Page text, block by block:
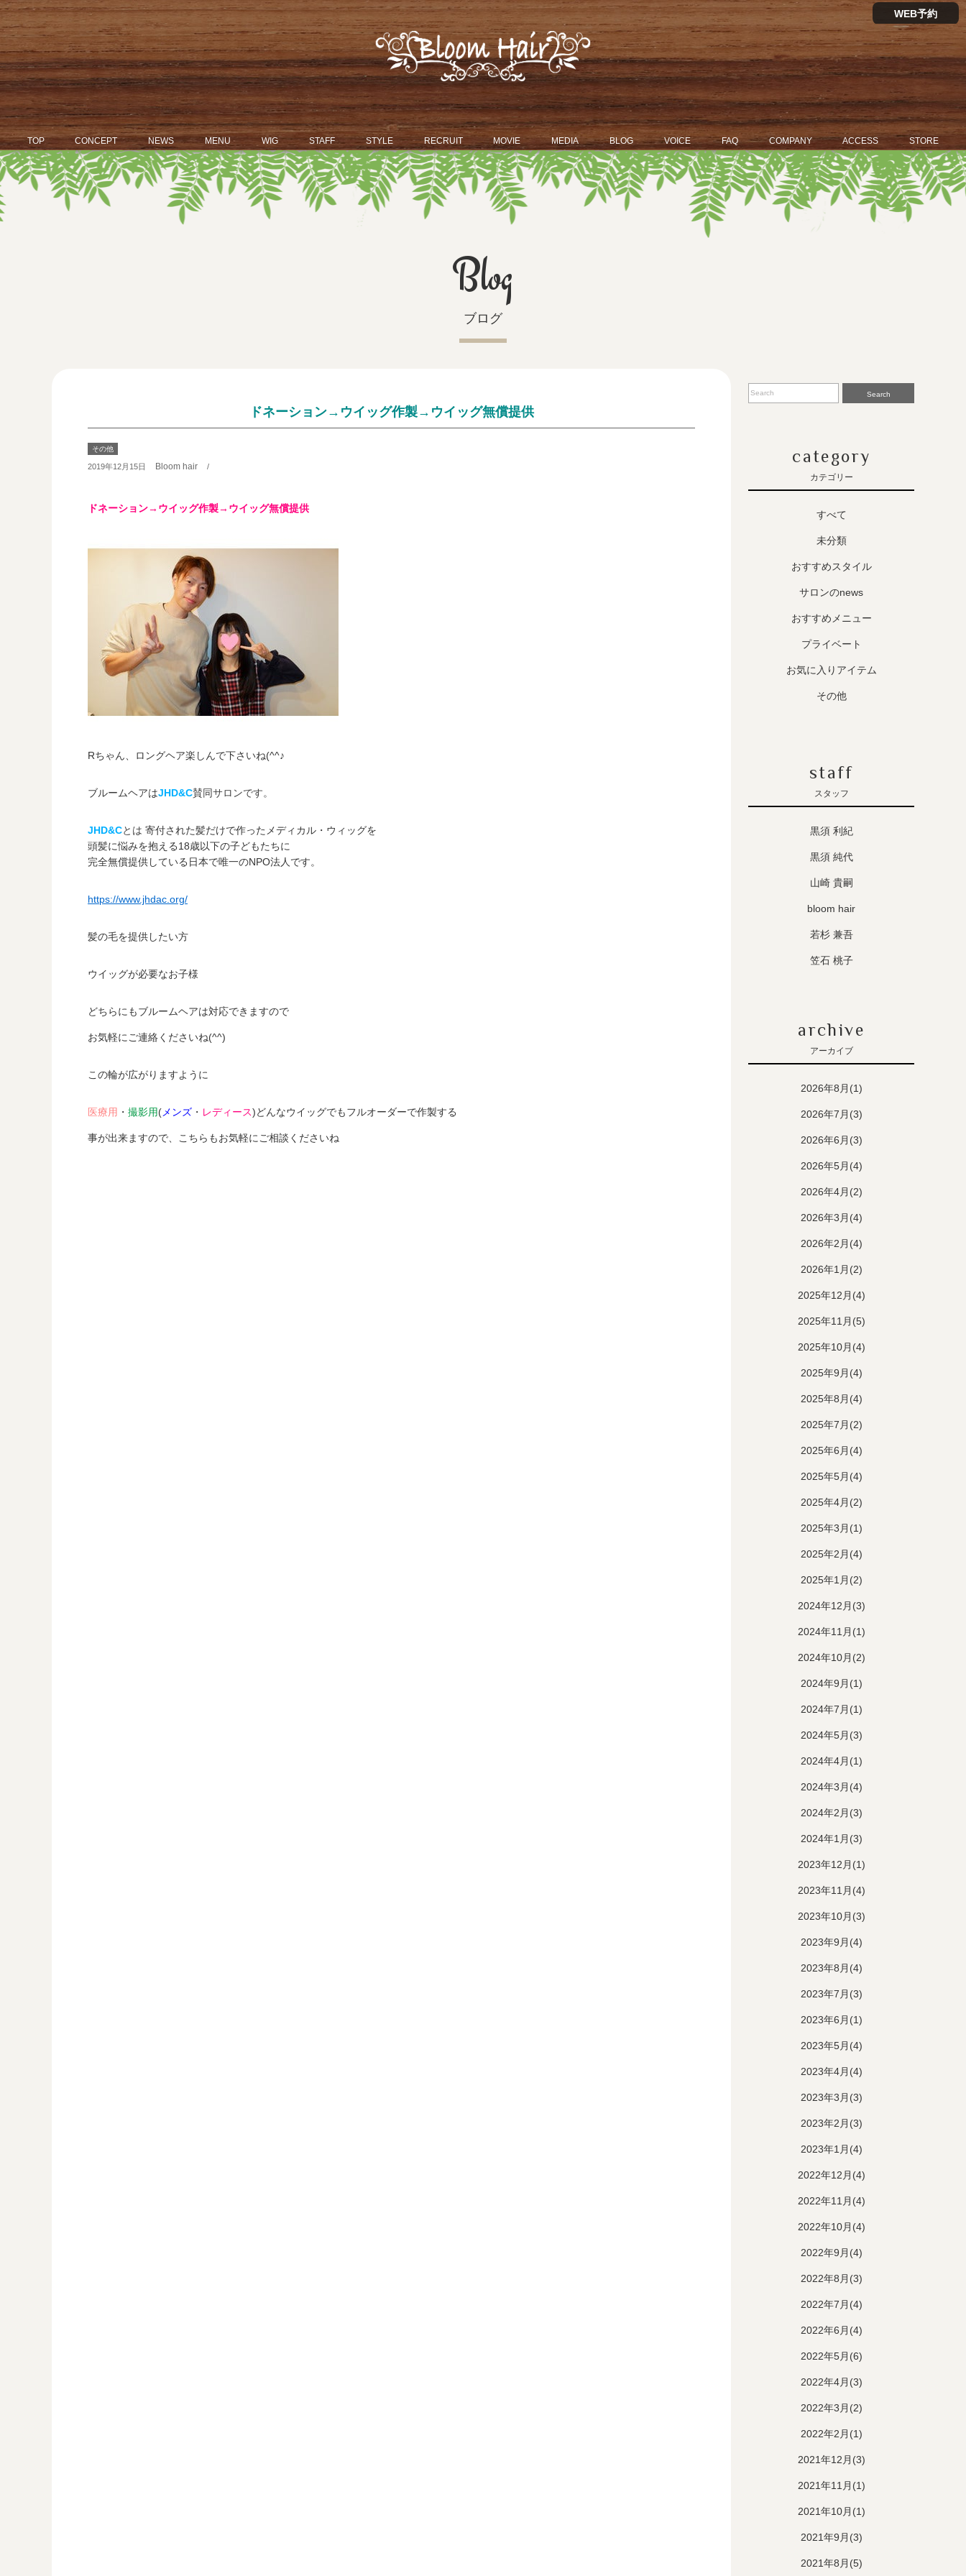
WEB予約
TOP CONCEPT NEWS MENU WIG STAFF STYLE RECRUIT MOVIE MEDIA BLOG VOICE FAQ COMPANY ACCESS STORE
Blog
ブログ
ドネーション→ウイッグ作製→ウイッグ無償提供
その他
2019年12月15日 Bloom hair /
ドネーション→ウイッグ作製→ウイッグ無償提供
Rちゃん、ロングヘア楽しんで下さいね(^^♪
ブルームヘアはJHD&C賛同サロンです。
JHD&Cとは 寄付された髪だけで作ったメディカル・ウィッグを
頭髪に悩みを抱える18歳以下の子どもたちに
完全無償提供している日本で唯一のNPO法人です。
https://www.jhdac.org/
髪の毛を提供したい方
ウイッグが必要なお子様
どちらにもブルームヘアは対応できますので
お気軽にご連絡くださいね(^^)
この輪が広がりますように
医療用 ・ 撮影用( メンズ ・ レディース)どんなウイッグでもフルオーダーで作製する
事が出来ますので、こちらもお気軽にご相談くださいね
Search
category
カテゴリー
すべて
未分類
おすすめスタイル
サロンのnews
おすすめメニュー
プライベート
お気に入りアイテム
その他
staff
スタッフ
黒須 利紀
黒須 純代
山崎 貴嗣
bloom hair
若杉 兼吾
笠石 桃子
archive
アーカイブ
2026年8月(1)
2026年7月(3)
2026年6月(3)
2026年5月(4)
2026年4月(2)
2026年3月(4)
2026年2月(4)
2026年1月(2)
2025年12月(4)
2025年11月(5)
2025年10月(4)
2025年9月(4)
2025年8月(4)
2025年7月(2)
2025年6月(4)
2025年5月(4)
2025年4月(2)
2025年3月(1)
2025年2月(4)
2025年1月(2)
2024年12月(3)
2024年11月(1)
2024年10月(2)
2024年9月(1)
2024年7月(1)
2024年5月(3)
2024年4月(1)
2024年3月(4)
2024年2月(3)
2024年1月(3)
2023年12月(1)
2023年11月(4)
2023年10月(3)
2023年9月(4)
2023年8月(4)
2023年7月(3)
2023年6月(1)
2023年5月(4)
2023年4月(4)
2023年3月(3)
2023年2月(3)
2023年1月(4)
2022年12月(4)
2022年11月(4)
2022年10月(4)
2022年9月(4)
2022年8月(3)
2022年7月(4)
2022年6月(4)
2022年5月(6)
2022年4月(3)
2022年3月(2)
2022年2月(1)
2021年12月(3)
2021年11月(1)
2021年10月(1)
2021年9月(3)
2021年8月(5)